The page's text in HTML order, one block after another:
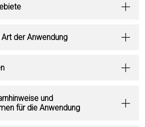
der Anwendung
und
für die Anwendung